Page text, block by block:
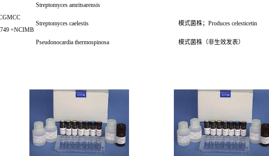
Streptomyces amritsarensis
=NCIMB
Streptomyces caelestis 模式菌株；Produces celesticetin
Pseudonocardia thermospinosa 模式菌株（非生效发表）